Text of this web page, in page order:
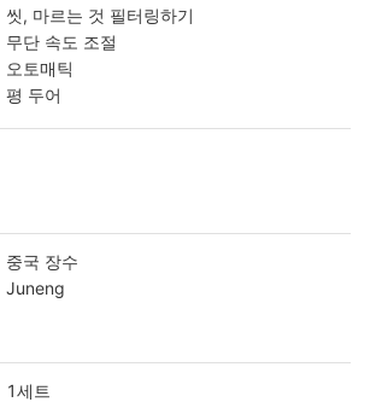
씻, 마르는 것 필터링하기
무단 속도 조절
오토매틱
평 두어
중국 장수
Juneng
1세트